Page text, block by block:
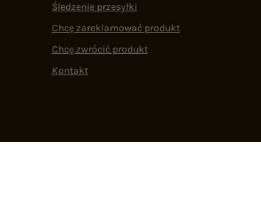
Śledzenie przesyłki
Chcę zareklamować produkt
Chcę zwrócić produkt
Kontakt